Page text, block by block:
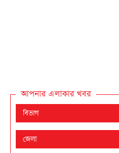
আপনার এলাকার খবর